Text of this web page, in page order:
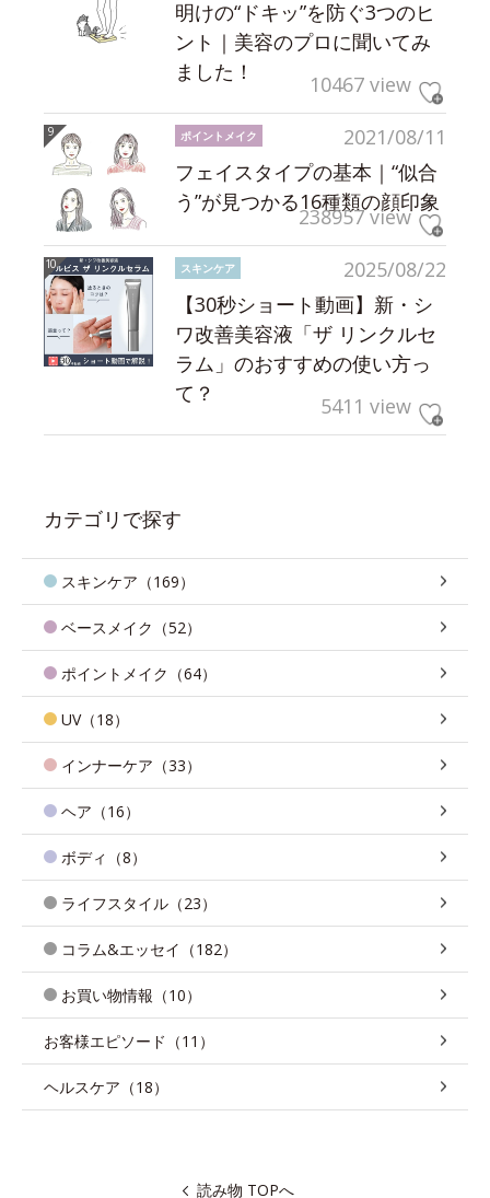
明けの“ドキッ”を防ぐ3つのヒ
ント｜美容のプロに聞いてみ
ました！
10467 view
2021/08/11
ポイントメイク
フェイスタイプの基本｜“似合
う”が見つかる16種類の顔印象
238957 view
2025/08/22
スキンケア
【30秒ショート動画】新・シ
ワ改善美容液「ザ リンクルセ
ラム」のおすすめの使い方っ
て？
5411 view
カテゴリで探す
スキンケア（169）
ベースメイク（52）
ポイントメイク（64）
UV（18）
インナーケア（33）
ヘア（16）
ボディ（8）
ライフスタイル（23）
コラム&エッセイ（182）
お買い物情報（10）
お客様エピソード（11）
ヘルスケア（18）
読み物 TOPへ